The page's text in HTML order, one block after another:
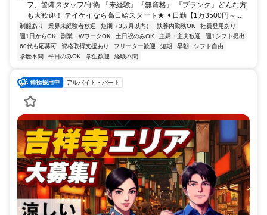
フ、警備スタッフ/守衛 『未経験』『無資格』 『ブランク』どんな方
も大歓迎！ テイケイなら高日給スタート★ ✦日勤【1万3500円～...
制服あり 業界未経験者歓迎 短期（3ヵ月以内） 扶養内勤務OK
社員登用あり
週1日からOK
副業・WワークOK 土日祝のみOK 主婦・主夫歓迎
週1シフト提出
60代も応募可
資格取得支援あり フリーター歓迎 短期 早朝
シフト自由
学歴不問
平日のみOK 学生歓迎 経験不問
アルバイト・パート